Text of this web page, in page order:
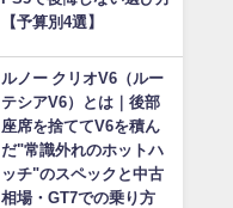
【予算別4選】
ルノー クリオV6（ルー
テシアV6）とは｜後部
座席を捨ててV6を積ん
だ"常識外れのホットハ
ッチ"のスペックと中古
相場・GT7での乗り方